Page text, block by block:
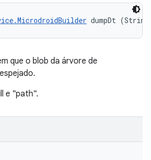
dumpDt (String
que o blob da árvore de
e "path".